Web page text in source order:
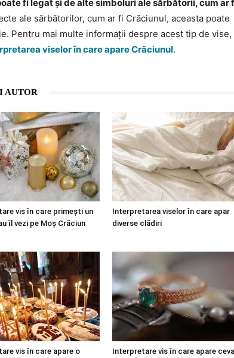
fi legat și de alte simboluri ale sărbătorii, cum ar
ale sărbătorilor, cum ar fi Crăciunul, aceasta poate
Pentru mai multe informații despre acest tip de vise,
viselor în care apare Crăciunul.
AUTOR
vis în care primești un
îl vezi pe Moș Crăciun
Interpretarea viselor în care apar
diverse clădiri
vis în care apare o
Interpretare vis în care apare ceva